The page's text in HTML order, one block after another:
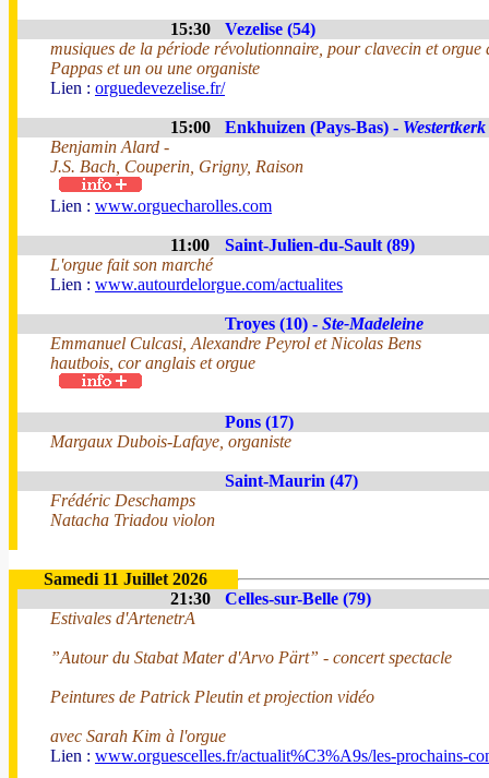
15:30
Vezelise (54)
musiques de la période révolutionnaire, pour clavecin et orgue
Pappas et un ou une organiste
Lien : orguedevezelise.fr/
15:00 Enkhuizen (Pays-Bas) - Westertkerk
Benjamin Alard -
J.S. Bach, Couperin, Grigny, Raison
Lien : www.orguecharolles.com
11:00
Saint-Julien-du-Sault (89)
L'orgue fait son marché
Lien : www.autourdelorgue.com/actualites
Troyes (10) - Ste-Madeleine
Emmanuel Culcasi, Alexandre Peyrol et Nicolas Bens
hautbois, cor anglais et orgue
Pons (17)
Margaux Dubois-Lafaye, organiste
Saint-Maurin (47)
Frédéric Deschamps
Natacha Triadou violon
Samedi 11 Juillet 2026
21:30
Celles-sur-Belle (79)
Estivales d'ArtenetrA
”Autour du Stabat Mater d'Arvo Pärt” - concert spectacle
Peintures de Patrick Pleutin et projection vidéo
avec Sarah Kim à l'orgue
Lien : www.orguescelles.fr/actualit%C3%A9s/les-prochains-